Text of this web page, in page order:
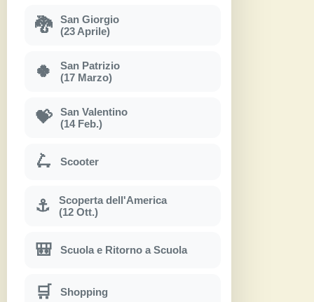
🐉
San Giorgio
(23 Aprile)
🍀
San Patrizio
(17 Marzo)
💝
San Valentino
(14 Feb.)
🛴 Scooter
⚓
Scoperta dell'America
(12 Ott.)
🎒 Scuola e Ritorno a Scuola
🛒 Shopping